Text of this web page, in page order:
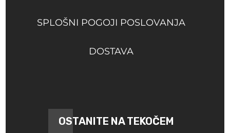
SPLOŠNI POGOJI POSLOVANJA
DOSTAVA
OSTANITE NA TEKOČEM